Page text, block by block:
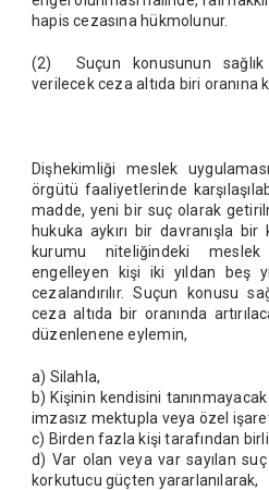
hapis cezasına hükmolunur.
(2) Suçun konusunun sağlık
verilecek ceza altıda biri oranına
Dişhekimliği meslek
örgütü faaliyetlerinde
madde, yeni bir suç olarak
hukuka aykırı bir davranışla
kurumu niteliğindeki
engelleyen kişi iki yıldan beş
cezalandırılır. Suçun konusu
ceza altıda bir oranında
düzenlenene eylemin,
a) Silahla,
b) Kişinin kendisini
imzasız mektupla veya özel
c) Birden fazla kişi tarafından
d) Var olan veya var sayılan
korkutucu güçten yararlanılarak,